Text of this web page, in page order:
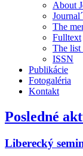
About
The
Fulltext
The list
ISSN
Publikácie
Fotogaléria
Kontakt
Posledné
Liberecký